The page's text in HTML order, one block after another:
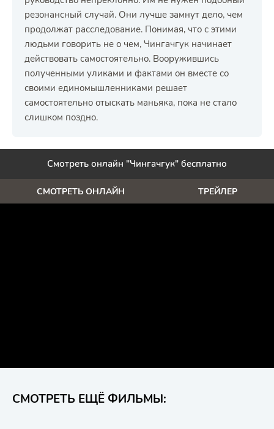
резонансный случай. Они лучше замнут дело, чем
продолжат расследование. Понимая, что с этими
людьми говорить не о чем, Чингачгук начинает
действовать самостоятельно. Вооружившись
полученными уликами и фактами он вместе со
своими единомышленниками решает
самостоятельно отыскать маньяка, пока не стало
слишком поздно.
Смотреть онлайн "Чингачгук" бесплатно
СМОТРЕТЬ ОНЛАЙН ТРЕЙЛЕР
СМОТРЕТЬ ЕЩЁ ФИЛЬМЫ: